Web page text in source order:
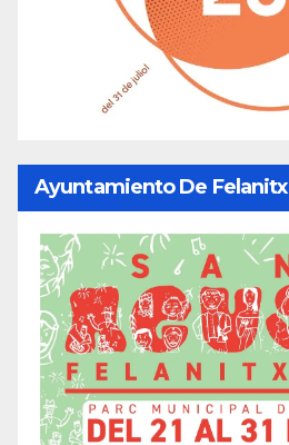
Ayuntamiento De Felanitx